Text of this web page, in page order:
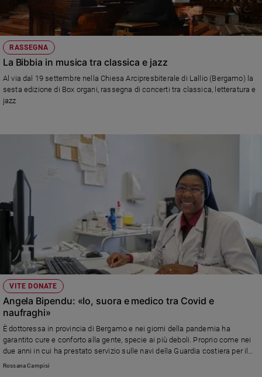
RASSEGNA
La Bibbia in musica tra classica e jazz
Al via dal 19 settembre nella Chiesa Arcipresbiterale di Lallio (Bergamo) la
sesta edizione di Box organi, rassegna di concerti tra classica, letteratura e
jazz
VITE DONATE
Angela Bipendu: «Io, suora e medico tra Covid e
naufraghi»
È dottoressa in provincia di Bergamo e nei giorni della pandemia ha
garantito cure e conforto alla gente, specie ai più deboli. Proprio come nei
due anni in cui ha prestato servizio sulle navi della Guardia costiera per il
soccorso dei migranti. «Ai pazienti spiego che Dio non abbandona nella
Rossana Campisi